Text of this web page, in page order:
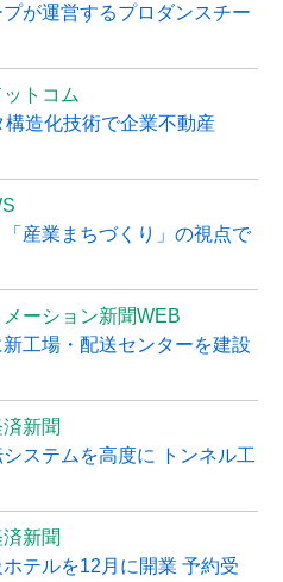
が運営するプロダンスチー
トコム
造化技術で企業不動産
産業まちづくり」の視点で
メーション新聞WEB
工場・配送センターを建設
新聞
ステムを高度に トンネル工
新聞
テルを12月に開業 予約受